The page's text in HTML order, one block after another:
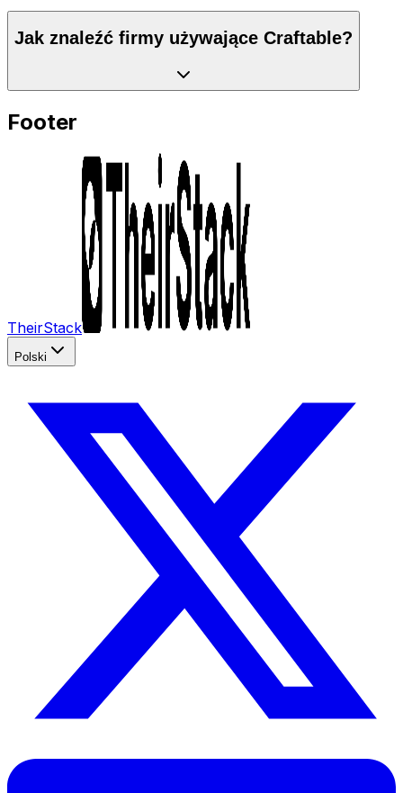
Jak znaleźć firmy używające Craftable?
Footer
TheirStack
Polski